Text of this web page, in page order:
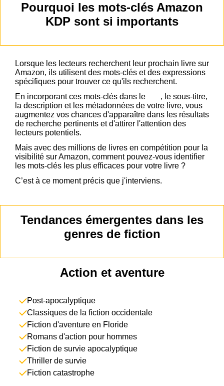
Pourquoi les mots-clés Amazon
KDP sont si importants
Lorsque les lecteurs recherchent leur prochain livre sur
Amazon, ils utilisent des mots-clés et des expressions
spécifiques pour trouver ce qu'ils recherchent.
En incorporant ces mots-clés dans le
, le sous-titre,
la description et les métadonnées de votre livre, vous
augmentez vos chances d'apparaître dans les résultats
de recherche pertinents et d'attirer l'attention des
lecteurs potentiels.
Mais avec des millions de livres en compétition pour la
visibilité sur Amazon, comment pouvez-vous identifier
les mots-clés les plus efficaces pour votre livre ?
C’est à ce moment précis que j'interviens.
Tendances émergentes dans les
genres de fiction
Action et aventure
Post-apocalyptique
Classiques de la fiction occidentale
Fiction d'aventure en Floride
Romans d'action pour hommes
Fiction de survie apocalyptique
Thriller de survie
Fiction catastrophe